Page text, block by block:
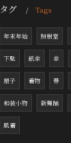
タグ Tags
年末年始 照樹堂
下駄 紙傘 傘
扇子 着物 帯
和装小物 新舞踊
肌着